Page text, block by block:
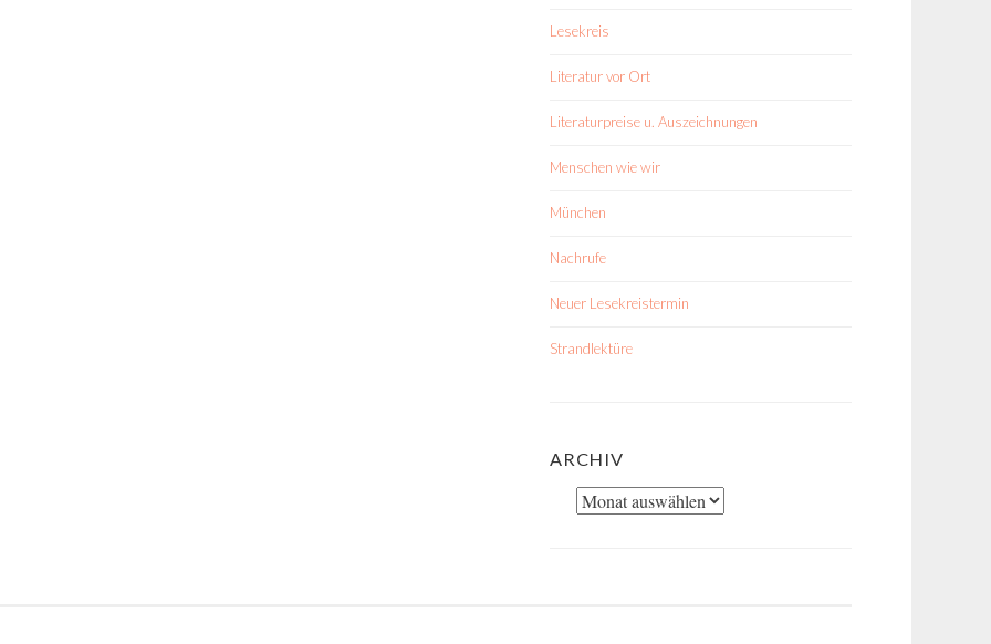
Lesekreis
Literatur vor Ort
Literaturpreise u. Auszeichnungen
Menschen wie wir
München
Nachrufe
Neuer Lesekreistermin
Strandlektüre
ARCHIV
Archiv